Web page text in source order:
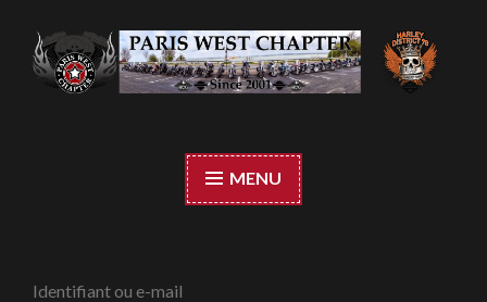
Accéder
au
contenu
MENU
Identifiant ou e-mail